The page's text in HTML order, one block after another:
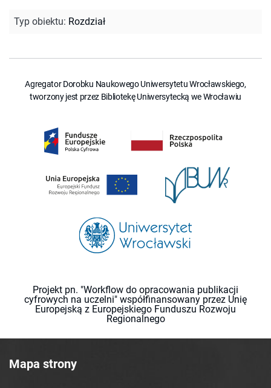
Typ obiektu: Rozdział
Agregator Dorobku Naukowego Uniwersytetu Wrocławskiego,
tworzony jest przez Bibliotekę Uniwersytecką we Wrocławiu
Projekt pn. "Workflow do opracowania publikacji
cyfrowych na uczelni" współfinansowany przez Unię
Europejską z Europejskiego Funduszu Rozwoju
Regionalnego
Mapa strony